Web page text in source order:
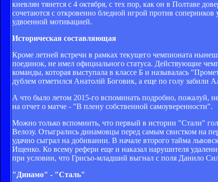
киевлян тянется с 4 октября, с тех пор, как он в Полтаве
сочетаются с откровенно бледной игрой против
удвоенной мотивацией.
Историческая составляющая
Кроме летней встречи в рамках текущего чемпионата
поединок, не имел официального статуса. Действующие
команды, которая выступала в классе Б и называлась
дублем отметился Анатолій Боговик, а еще по голу
А что было летом 2015-го вспоминать подробно, пожалуй,
на отчет о матче - "В плену собственной самоуверенности".
Можно только вспомнить, что первый в истории "Стали"
Велозу. Отыгрались динамовцы перед самым свистком на
удачно сыграл на добивании. В начале второго тайма
Ищенко. Ко всему рефери еще и наказал нарушителя
при условии, что Грисьо-младший выгнал с поля Данило
"Динамо" - "Сталь"